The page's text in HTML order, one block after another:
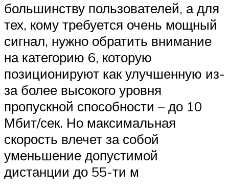
большинству пользователей, а для
тех, кому требуется очень мощный
сигнал, нужно обратить внимание
на категорию 6, которую
позиционируют как улучшенную из-
за более высокого уровня
пропускной способности – до 10
Мбит/сек. Но максимальная
скорость влечет за собой
уменьшение допустимой
дистанции до 55-ти м